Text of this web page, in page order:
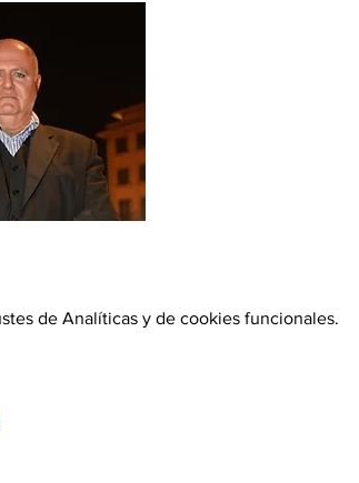
de Analíticas y de cookies funcionales.